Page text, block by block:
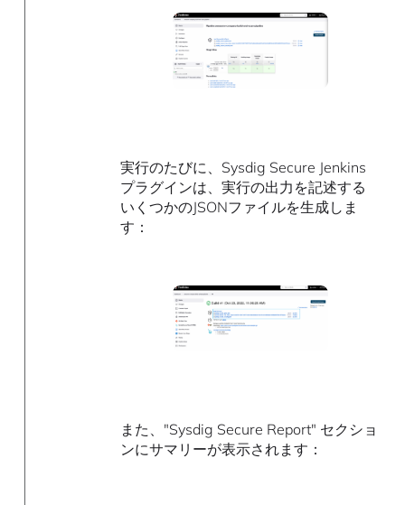
実行のたびに、Sysdig Secure Jenkins
プラグインは、実行の出力を記述する
いくつかのJSONファイルを生成しま
す：
また、"Sysdig Secure Report" セクショ
ンにサマリーが表示されます：